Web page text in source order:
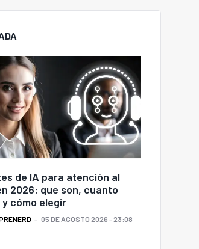
de IA para atención al
2026: que son, cuanto
cómo elegir
05 DE AGOSTO 2026 - 23:08